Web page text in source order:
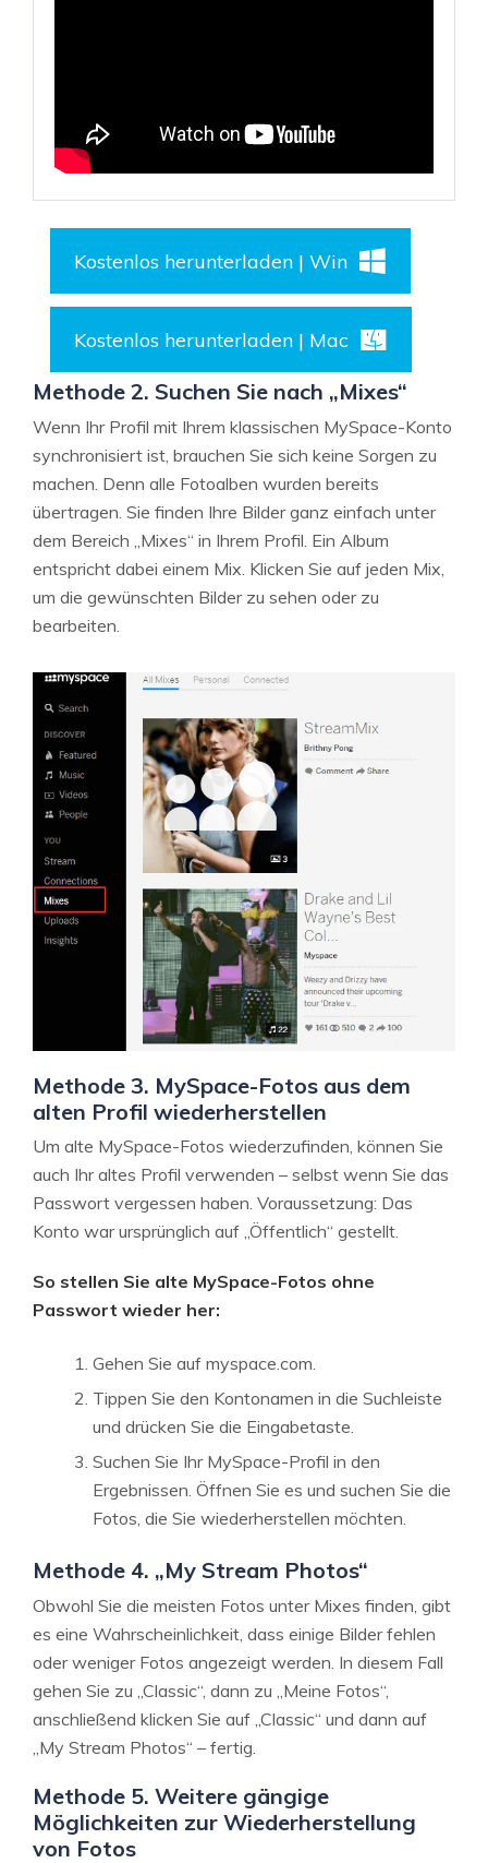
Kostenlos herunterladen | Win
Kostenlos herunterladen | Mac
Methode 2. Suchen Sie nach „Mixes“
Wenn Ihr Profil mit Ihrem klassischen MySpace-Konto
synchronisiert ist, brauchen Sie sich keine Sorgen zu
machen. Denn alle Fotoalben wurden bereits
übertragen. Sie finden Ihre Bilder ganz einfach unter
dem Bereich „Mixes“ in Ihrem Profil. Ein Album
entspricht dabei einem Mix. Klicken Sie auf jeden Mix,
um die gewünschten Bilder zu sehen oder zu
bearbeiten.
Methode 3. MySpace-Fotos aus dem
alten Profil wiederherstellen
Um alte MySpace-Fotos wiederzufinden, können Sie
auch Ihr altes Profil verwenden – selbst wenn Sie das
Passwort vergessen haben. Voraussetzung: Das
Konto war ursprünglich auf „Öffentlich“ gestellt.
So stellen Sie alte MySpace-Fotos ohne
Passwort wieder her:
Gehen Sie auf myspace.com.
Tippen Sie den Kontonamen in die Suchleiste
und drücken Sie die Eingabetaste.
Suchen Sie Ihr MySpace-Profil in den
Ergebnissen. Öffnen Sie es und suchen Sie die
Fotos, die Sie wiederherstellen möchten.
Methode 4. „My Stream Photos“
Obwohl Sie die meisten Fotos unter Mixes finden, gibt
es eine Wahrscheinlichkeit, dass einige Bilder fehlen
oder weniger Fotos angezeigt werden. In diesem Fall
gehen Sie zu „Classic“, dann zu „Meine Fotos“,
anschließend klicken Sie auf „Classic“ und dann auf
„My Stream Photos“ – fertig.
Methode 5. Weitere gängige
Möglichkeiten zur Wiederherstellung
von Fotos